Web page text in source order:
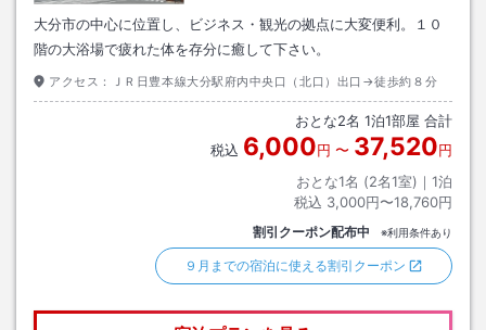
大分市の中心に位置し、ビジネス・観光の拠点に大変便利。１０
階の大浴場で疲れた体を存分に癒して下さい。
アクセス： ＪＲ日豊本線大分駅府内中央口（北口）出口→徒歩約８分
おとな2名 1泊1部屋 合計
税込 6,000円 〜 37,520円
おとな1名 (2名1室)｜ 1泊
税込 3,000円〜18,760円
割引クーポン配布中 ※利用条件あり
９月までの宿泊に使える割引クーポン